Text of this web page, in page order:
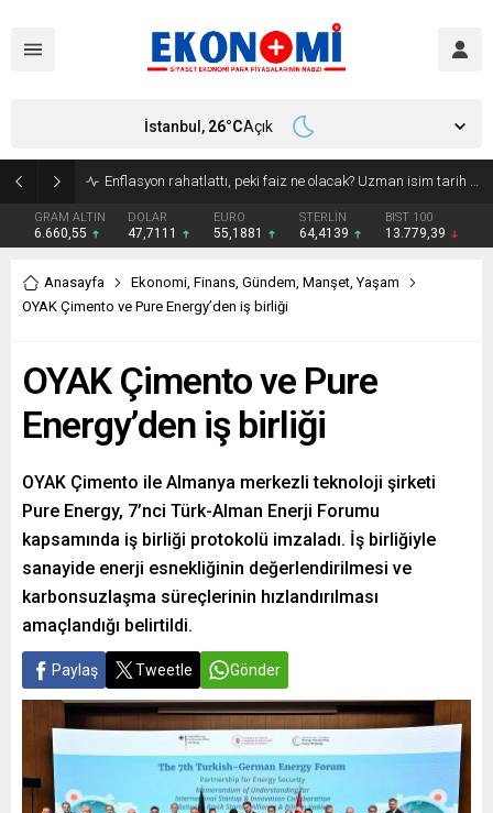
Enflasyon rahatlattı, peki faiz ne olacak? Uzman isim tarih verdi!
GRAM ALTIN
6.660,55
DOLAR
47,7111
EURO
55,1881
STERLİN
64,4139
BIST 100
13.779,39
İstanbul, 26°CAçık
Anasayfa Ekonomi, Finans, Gündem, Manşet,Yaşam
OYAK Çimento ve Pure Energy’den iş birliği
OYAK Çimento ve Pure
Energy’den iş birliği
OYAK Çimento ile Almanya merkezli teknoloji şirketi
Pure Energy, 7’nci Türk-Alman Enerji Forumu
kapsamında iş birliği protokolü imzaladı. İş birliğiyle
sanayide enerji esnekliğinin değerlendirilmesi ve
karbonsuzlaşma süreçlerinin hızlandırılması
amaçlandığı belirtildi.
Paylaş Tweetle Gönder